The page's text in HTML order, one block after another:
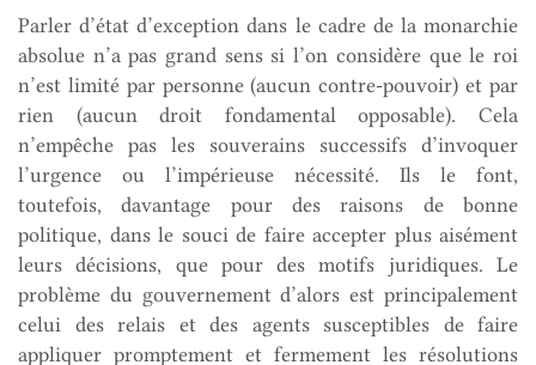
Parler d’état d’exception dans le cadre de la monarchie
absolue n’a pas grand sens si l’on considère que le roi
n’est limité par personne (aucun contre-pouvoir) et par
rien (aucun droit fondamental opposable). Cela
n’empêche pas les souverains successifs d’invoquer
l’urgence ou l’impérieuse nécessité. Ils le font,
toutefois, davantage pour des raisons de bonne
politique, dans le souci de faire accepter plus aisément
leurs décisions, que pour des motifs juridiques. Le
problème du gouvernement d’alors est principalement
celui des relais et des agents susceptibles de faire
appliquer promptement et fermement les résolutions